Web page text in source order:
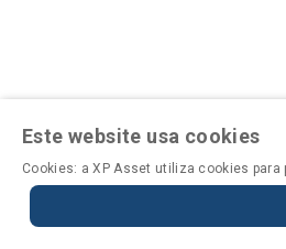
Este website usa cookies
Cookies: a XP Asset utiliza cookies